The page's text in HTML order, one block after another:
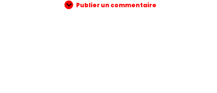
Publier un commentaire